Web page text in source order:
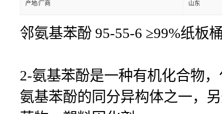
产地/厂商 山东
邻氨基苯酚 95-55-6 ≥99%纸板
2-氨基苯酚是一种有机化合物
氨基苯酚的同分异构体之一，